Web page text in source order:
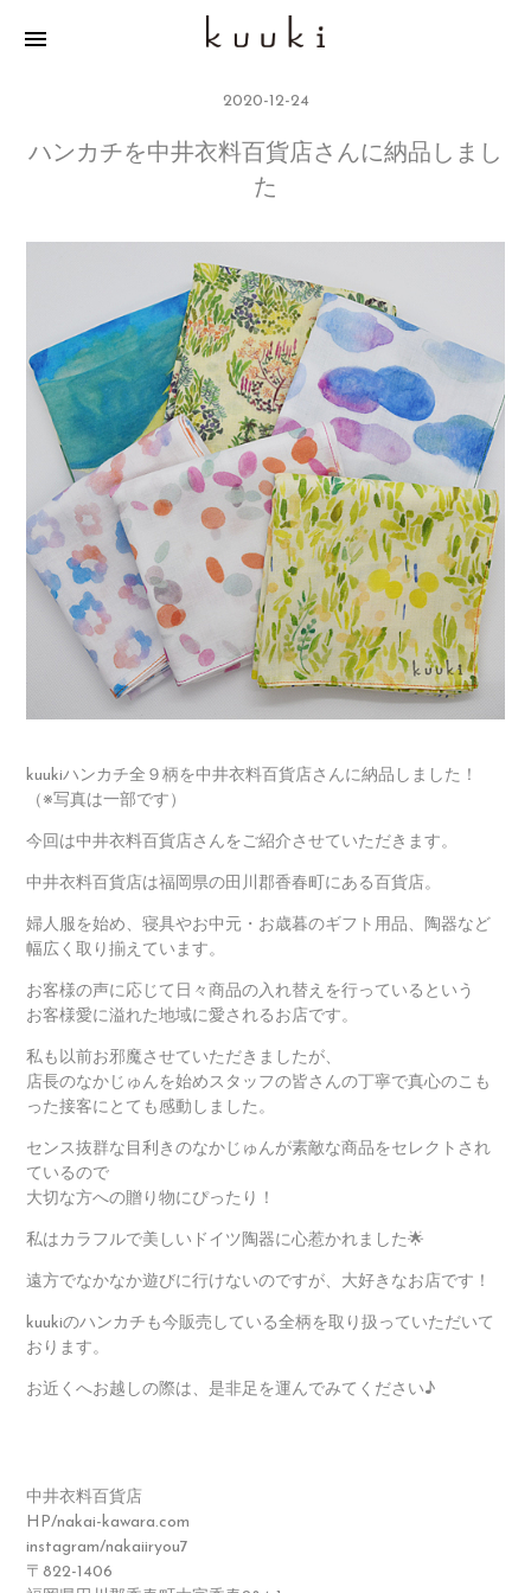
menu
2020-12-24
ハンカチを中井衣料百貨店さんに納品しまし
た
kuukiハンカチ全９柄を中井衣料百貨店さんに納品しました！
（※写真は一部です）
今回は中井衣料百貨店さんをご紹介させていただきます。
中井衣料百貨店は福岡県の田川郡香春町にある百貨店。
婦人服を始め、寝具やお中元・お歳暮のギフト用品、陶器など
幅広く取り揃えています。
お客様の声に応じて日々商品の入れ替えを行っているという
お客様愛に溢れた地域に愛されるお店です。
私も以前お邪魔させていただきましたが、
店長のなかじゅんを始めスタッフの皆さんの丁寧で真心のこも
った接客にとても感動しました。
センス抜群な目利きのなかじゅんが素敵な商品をセレクトされ
ているので
大切な方への贈り物にぴったり！
私はカラフルで美しいドイツ陶器に心惹かれました🌟
遠方でなかなか遊びに行けないのですが、大好きなお店です！
kuukiのハンカチも今販売している全柄を取り扱っていただいて
おります。
お近くへお越しの際は、是非足を運んでみてください♪
中井衣料百貨店
HP/nakai-kawara.com
instagram/nakaiiryou7
〒822-1406